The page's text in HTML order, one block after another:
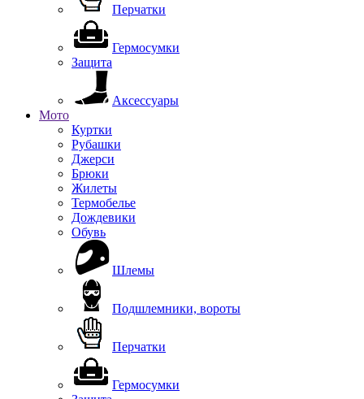
Перчатки
Гермосумки
Защита
Аксессуары
Мото
Куртки
Рубашки
Джерси
Брюки
Жилеты
Термобелье
Дождевики
Обувь
Шлемы
Подшлемники, вороты
Перчатки
Гермосумки